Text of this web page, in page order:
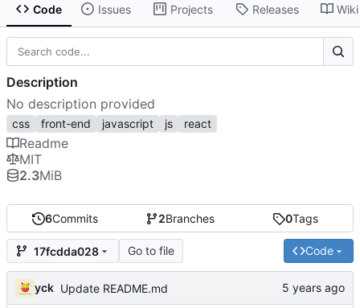
Code Issues Projects Releases Wiki
6Commits 2Branches 0Tags
17fcdda028 Go to file Code
yck Update README.md
Description
No description provided
css front-end javascript js react
Readme
MIT
2.3MiB